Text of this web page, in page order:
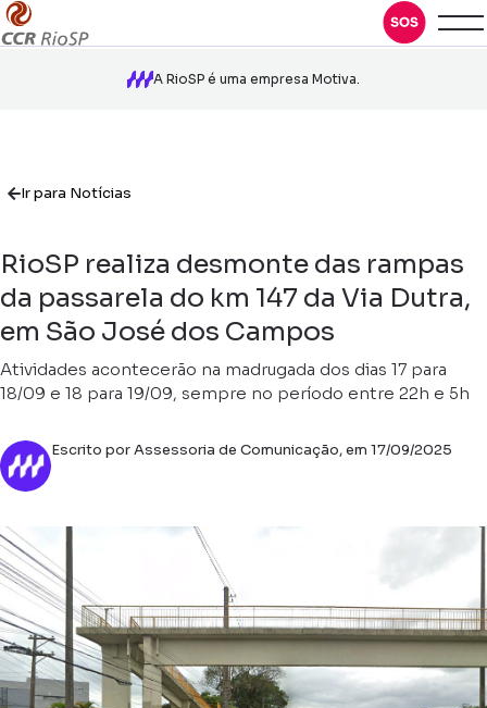
A RioSP é uma empresa Motiva.
Ir para Notícias
RioSP realiza desmonte das rampas
da passarela do km 147 da Via Dutra,
em São José dos Campos
Atividades acontecerão na madrugada dos dias 17 para
18/09 e 18 para 19/09, sempre no período entre 22h e 5h
Escrito por Assessoria de Comunicação, em 17/09/2025